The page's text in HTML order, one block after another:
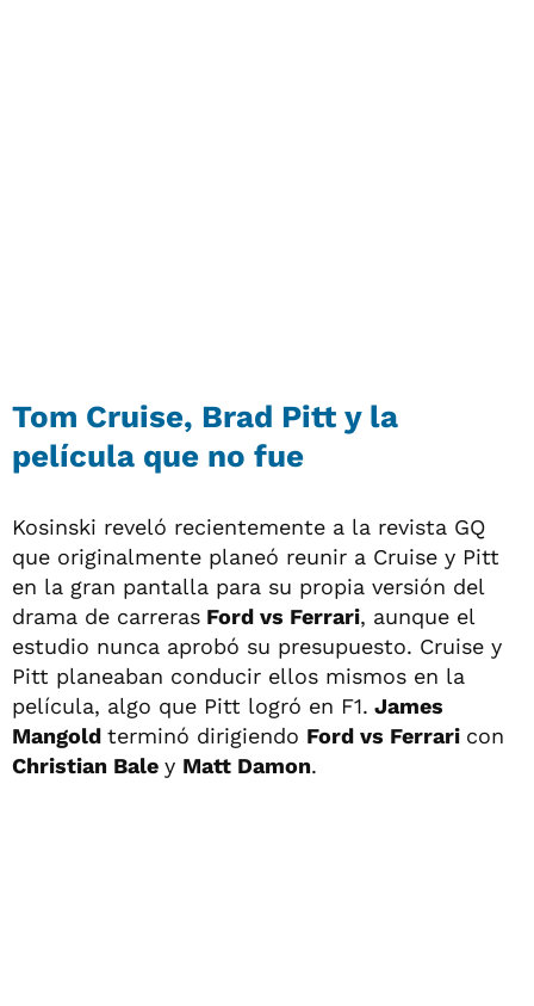
Tom Cruise, Brad Pitt y la
película que no fue
Kosinski reveló recientemente a la revista GQ
que originalmente planeó reunir a Cruise y Pitt
en la gran pantalla para su propia versión del
drama de carreras Ford vs Ferrari, aunque el
estudio nunca aprobó su presupuesto. Cruise y
Pitt planeaban conducir ellos mismos en la
película, algo que Pitt logró en F1. James
Mangold terminó dirigiendo Ford vs Ferrari con
Christian Bale y Matt Damon.